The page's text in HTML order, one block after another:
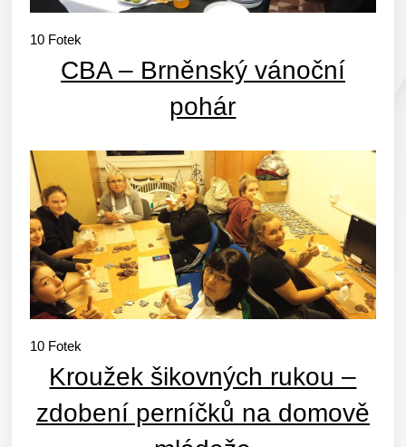
10 Fotek
CBA – Brněnský vánoční
pohár
10 Fotek
Kroužek šikovných rukou –
zdobení perníčků na domově